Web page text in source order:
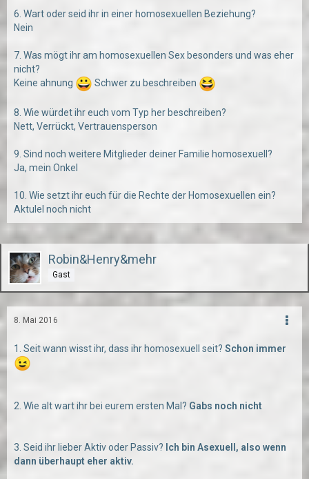
6. Wart oder seid ihr in einer homosexuellen Beziehung?
Nein
7. Was mögt ihr am homosexuellen Sex besonders und was eher
nicht?
Keine ahnung
Schwer zu beschreiben
8. Wie würdet ihr euch vom Typ her beschreiben?
Nett, Verrückt, Vertrauensperson
9. Sind noch weitere Mitglieder deiner Familie homosexuell?
Ja, mein Onkel
10. Wie setzt ihr euch für die Rechte der Homosexuellen ein?
Aktulel noch nicht
Robin&Henry&mehr
Gast
8. Mai 2016
1. Seit wann wisst ihr, dass ihr homosexuell seit? Schon immer
2. Wie alt wart ihr bei eurem ersten Mal? Gabs noch nicht
3. Seid ihr lieber Aktiv oder Passiv? Ich bin Asexuell, also wenn
dann überhaupt eher aktiv.